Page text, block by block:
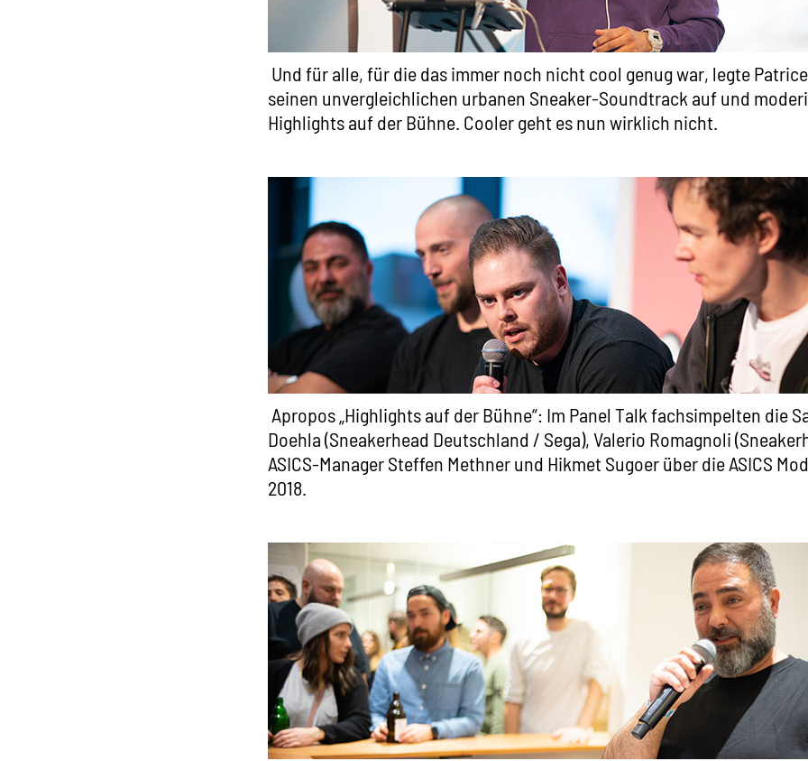
Und für alle, für die das immer noch nicht cool genug war, legte
seinen unvergleichlichen urbanen Sneaker-Soundtrack auf und
Highlights auf der Bühne. Cooler geht es nun wirklich nicht.
Apropos „Highlights auf der Bühne“: Im Panel Talkfachsimpelten die
Doehla (Sneakerhead Deutschland / Sega), Valerio Romagnoli
ASICS-Manager Steffen Methner und Hikmet Sugoer über die ASICS
2018.